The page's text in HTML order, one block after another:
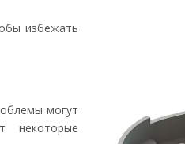
избежать
могут
некоторые